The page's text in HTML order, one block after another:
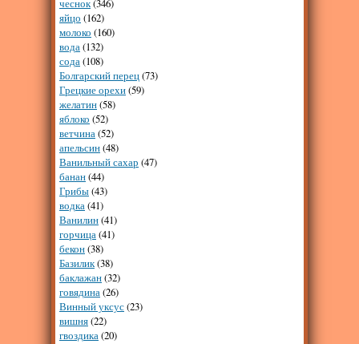
чеснок(346)
яйцо (162)
молоко (160)
вода(132)
сода(108)
Болгарский перец(73)
Грецкие орехи(59)
желатин(58)
яблоко (52)
ветчина(52)
апельсин(48)
Ванильный сахар (47)
банан(44)
Грибы(43)
водка(41)
Ванилин(41)
горчица(41)
бекон(38)
Базилик(38)
баклажан(32)
говядина(26)
Винный уксус(23)
вишня(22)
гвоздика(20)